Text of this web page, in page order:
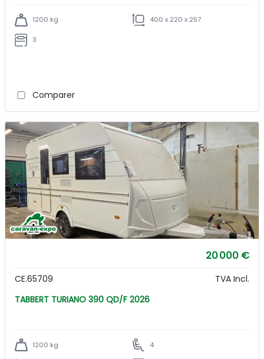
1200 kg 400 x 220 x 257
3
Comparer
20 000 €
CE.65709
TVA Incl.
TABBERT TURIANO 390 QD/F 2026
1200 kg 4